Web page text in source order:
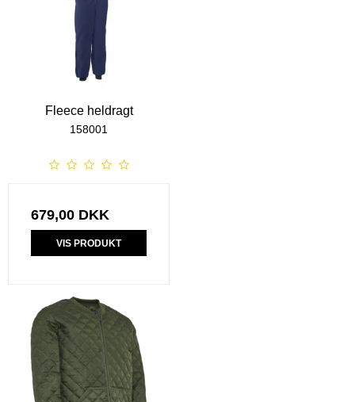
Fleece heldragt
158001
679,00 DKK
VIS PRODUKT